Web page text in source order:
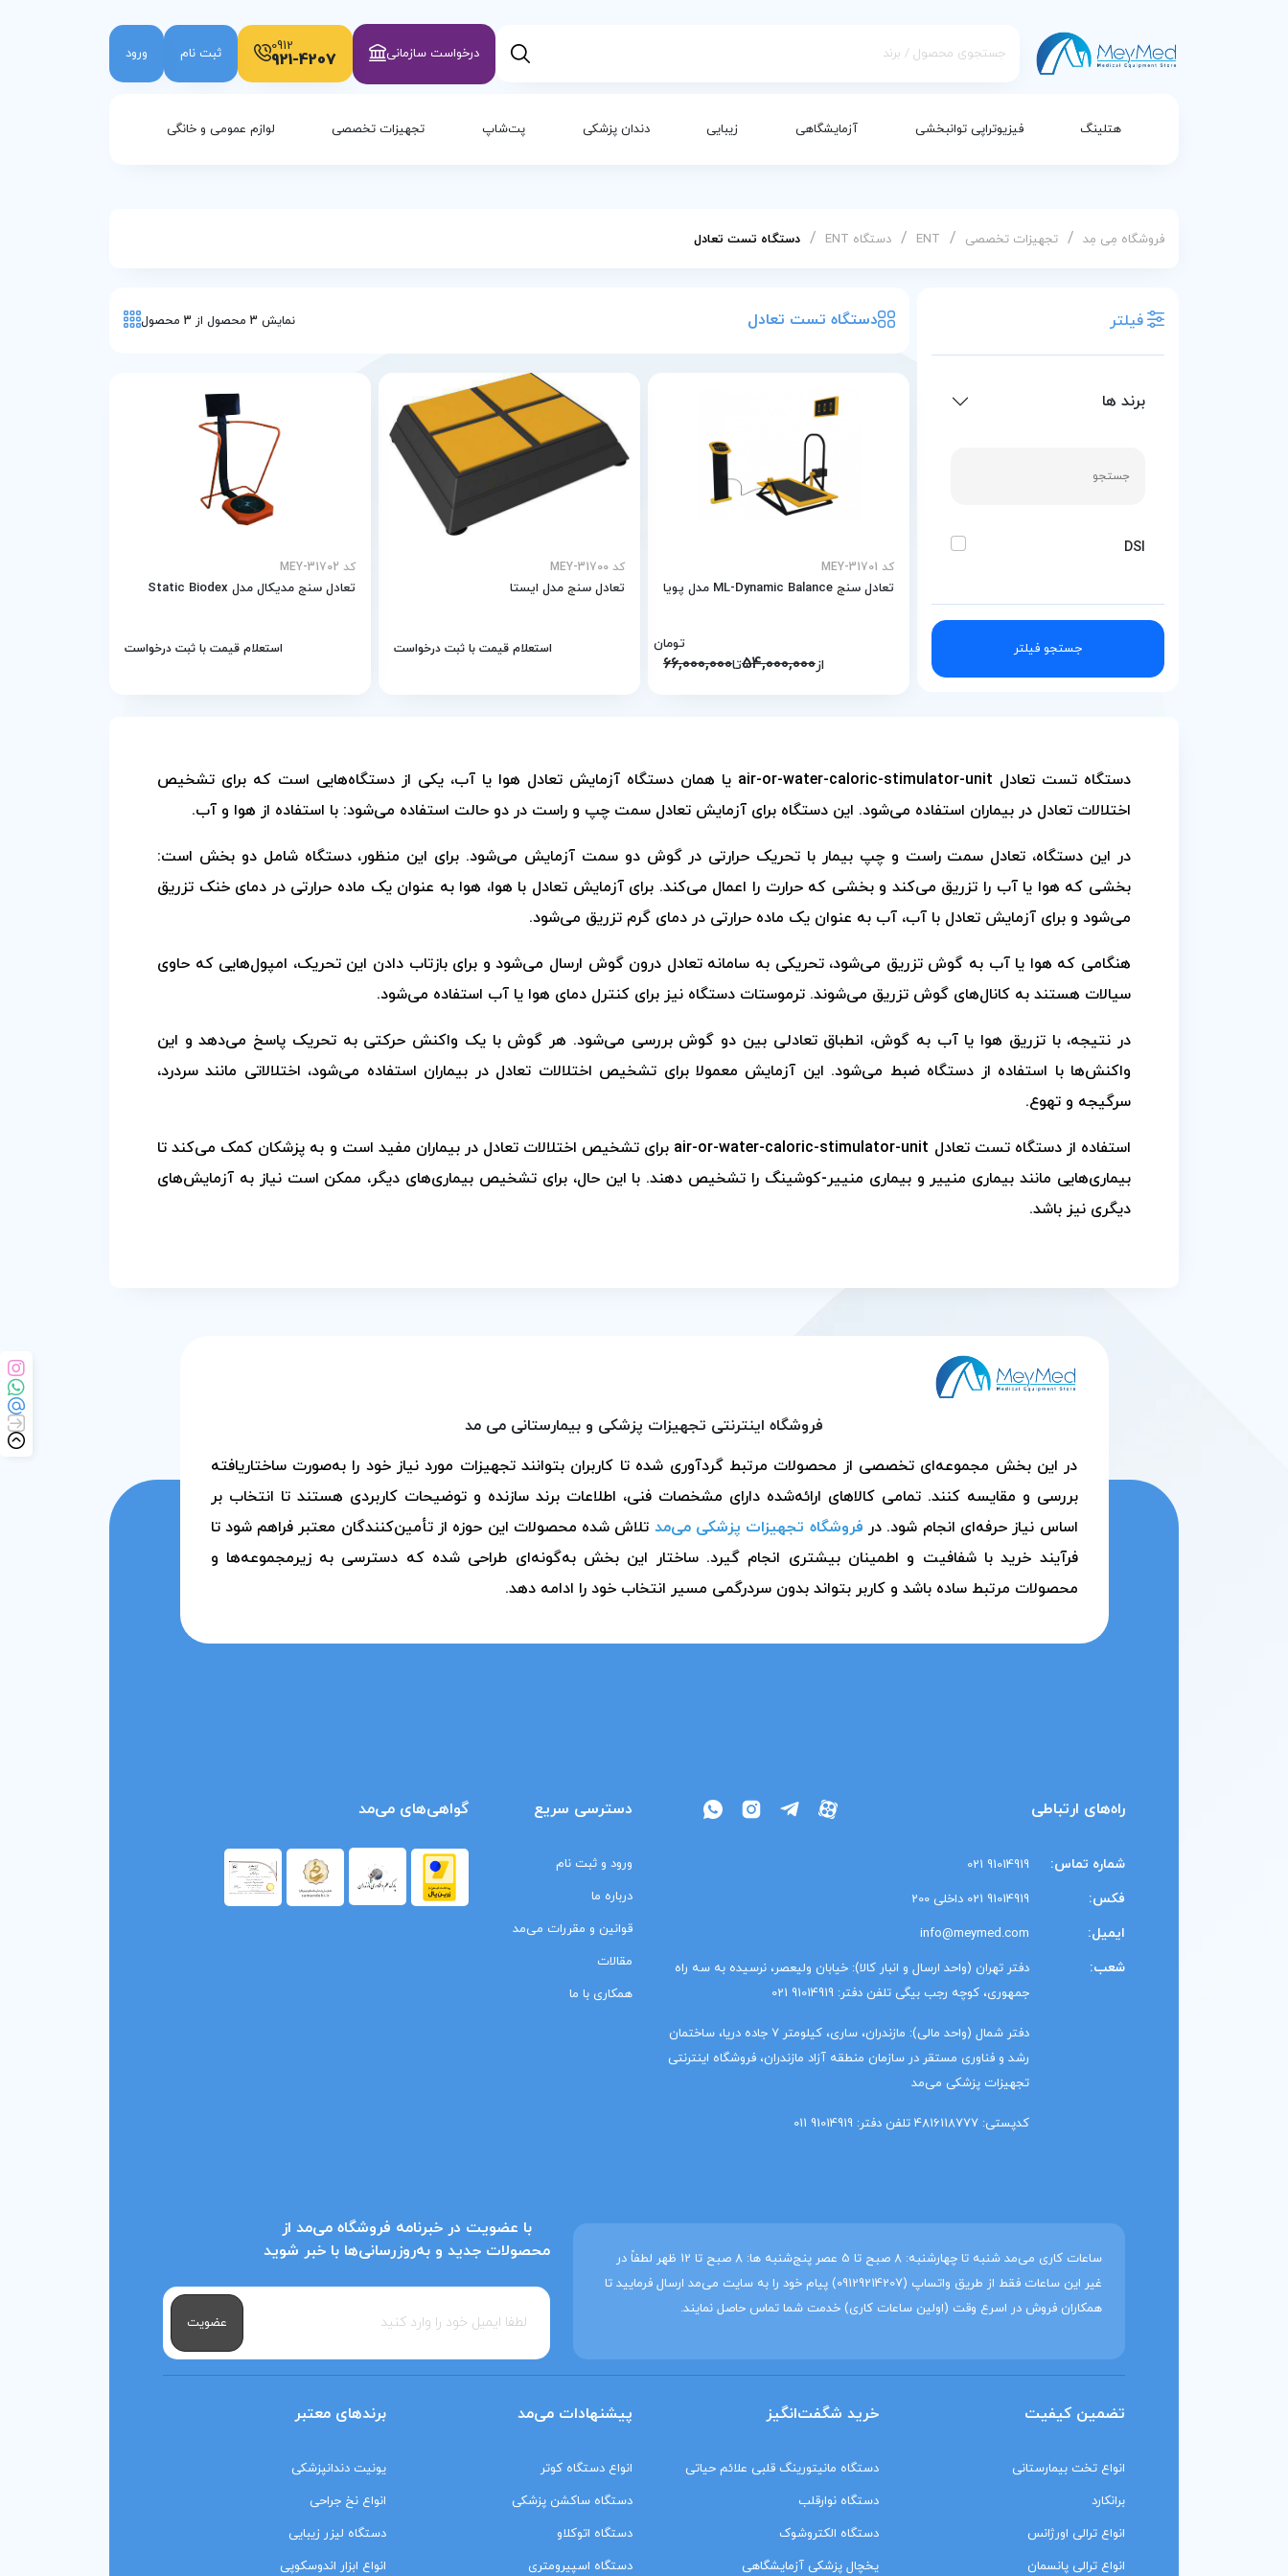
درخواست سازمانی 0912
921-4207 ثبت نام ورود
هتلینگ فیزیوتراپی توانبخشی آزمایشگاهی زیبایی دندان پزشکی پت‌شاپ تجهیزات تخصصی لوازم عمومی و خانگی
فروشگاه مِی مِد / تجهیزات تخصصی /
ENT
/ دستگاه ENT / دستگاه تست تعادل
فیلتر
برند ها
DSI
جستجو فیلتر
دستگاه تست تعادل نمایش 3 محصول از 3 محصول
کد MEY-31701
تعادل سنج ML-Dynamic Balance مدل پویا
از54,000,000تا66,000,000
تومان
کد MEY-31700
تعادل سنج مدل ایستا
استعلام قیمت با ثبت درخواست
کد MEY-31702
تعادل سنج مدیکال مدل Static Biodex
استعلام قیمت با ثبت درخواست
دستگاه تست تعادل air-or-water-caloric-stimulator-unit یا همان دستگاه آزمایش تعادل هوا یا آب، یکی از دستگاه‌هایی است که برای تشخیص
اختلالات تعادل در بیماران استفاده می‌شود. این دستگاه برای آزمایش تعادل سمت چپ و راست در دو حالت استفاده می‌شود: با استفاده از هوا و آب.
در این دستگاه، تعادل سمت راست و چپ بیمار با تحریک حرارتی در گوش دو سمت آزمایش می‌شود. برای این منظور، دستگاه شامل دو بخش است:
بخشی که هوا یا آب را تزریق می‌کند و بخشی که حرارت را اعمال می‌کند. برای آزمایش تعادل با هوا، هوا به عنوان یک ماده حرارتی در دمای خنک تزریق
می‌شود و برای آزمایش تعادل با آب، آب به عنوان یک ماده حرارتی در دمای گرم تزریق می‌شود.
هنگامی که هوا یا آب به گوش تزریق می‌شود، تحریکی به سامانه تعادل درون گوش ارسال می‌شود و برای بازتاب دادن این تحریک، امپول‌هایی که حاوی
سیالات هستند به کانال‌های گوش تزریق می‌شوند. ترموستات دستگاه نیز برای کنترل دمای هوا یا آب استفاده می‌شود.
در نتیجه، با تزریق هوا یا آب به گوش، انطباق تعادلی بین دو گوش بررسی می‌شود. هر گوش با یک واکنش حرکتی به تحریک پاسخ می‌دهد و این
واکنش‌ها با استفاده از دستگاه ضبط می‌شود. این آزمایش معمولا برای تشخیص اختلالات تعادل در بیماران استفاده می‌شود، اختلالاتی مانند سردرد،
سرگیجه و تهوع.
استفاده از دستگاه تست تعادل air-or-water-caloric-stimulator-unit برای تشخیص اختلالات تعادل در بیماران مفید است و به پزشکان کمک می‌کند تا
بیماری‌هایی مانند بیماری منییر و بیماری منییر-کوشینگ را تشخیص دهند. با این حال، برای تشخیص بیماری‌های دیگر، ممکن است نیاز به آزمایش‌های
دیگری نیز باشد.
فروشگاه اینترنتی تجهیزات پزشکی و بیمارستانی می مد
در این بخش مجموعه‌ای تخصصی از محصولات مرتبط گردآوری شده تا کاربران بتوانند تجهیزات مورد نیاز خود را به‌صورت ساختاریافته
بررسی و مقایسه کنند. تمامی کالاهای ارائه‌شده دارای مشخصات فنی، اطلاعات برند سازنده و توضیحات کاربردی هستند تا انتخاب بر
اساس نیاز حرفه‌ای انجام شود. در فروشگاه تجهیزات پزشکی می‌مد تلاش شده محصولات این حوزه از تأمین‌کنندگان معتبر فراهم شود تا
فرآیند خرید با شفافیت و اطمینان بیشتری انجام گیرد. ساختار این بخش به‌گونه‌ای طراحی شده که دسترسی به زیرمجموعه‌ها و
محصولات مرتبط ساده باشد و کاربر بتواند بدون سردرگمی مسیر انتخاب خود را ادامه دهد.
راه‌های ارتباطی
شماره تماس: 91014919 021
فکس: 91014919 021 داخلی 200
ایمیل: info@meymed.com
شعب:
دفتر تهران (واحد ارسال و انبار کالا): خیابان ولیعصر، نرسیده به سه راه
جمهوری، کوچه رجب بیگی تلفن دفتر: 91014919 021
دفتر شمال (واحد مالی): مازندران، ساری، کیلومتر 7 جاده دریا، ساختمان
رشد و فناوری مستقر در سازمان منطقه آزاد مازندران، فروشگاه اینترنتی
تجهیزات پزشکی می‌مد
کدپستی: 4816118777 تلفن دفتر: 91014919 011
دسترسی سریع
ورود و ثبت نام
درباره ما
قوانین و مقررات می‌مد
مقالات
همکاری با ما
گواهی‌های می‌مد
ساعات کاری می‌مد شنبه تا چهارشنبه: 8 صبح تا 5 عصر پنج‌شنبه ها: 8 صبح تا 12 ظهر لطفاً در
غیر این ساعات فقط از طریق واتساپ (09129214207) پیام خود را به سایت می‌مد ارسال فرمایید تا
همکاران فروش در اسرع وقت (اولین ساعات کاری) خدمت شما تماس حاصل نمایند.
با عضویت در خبرنامه فروشگاه می‌مد از
محصولات جدید و به‌روزرسانی‌ها با خبر شوید
عضویت
تضمین کیفیت
انواع تخت بیمارستانی
برانکارد
انواع ترالی اورژانس
انواع ترالی پانسمان
خرید شگفت‌انگیز
دستگاه مانیتورینگ‌ قلبی علائم حیاتی
دستگاه نوارقلب
دستگاه الکتروشوک
یخچال پزشکی آزمایشگاهی
پیشنهادات می‌مد
انواع دستگاه کوتر
دستگاه ساکشن پزشکی
دستگاه اتوکلاو
دستگاه اسپیرومتری
برندهای معتبر
یونیت دندانپزشکی
انواع نخ جراحی
دستگاه لیزر زیبایی
انواع ابزار اندوسکوپی